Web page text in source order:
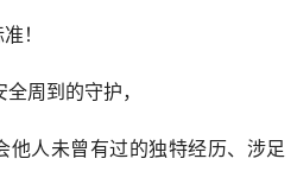
！
周到的守护，
他人未曾有过的独特经历、涉足